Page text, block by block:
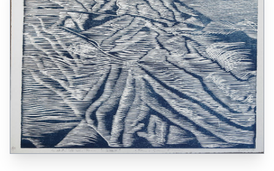
MOSTRE
EVENTI
PALAZZO DELLE MUSE